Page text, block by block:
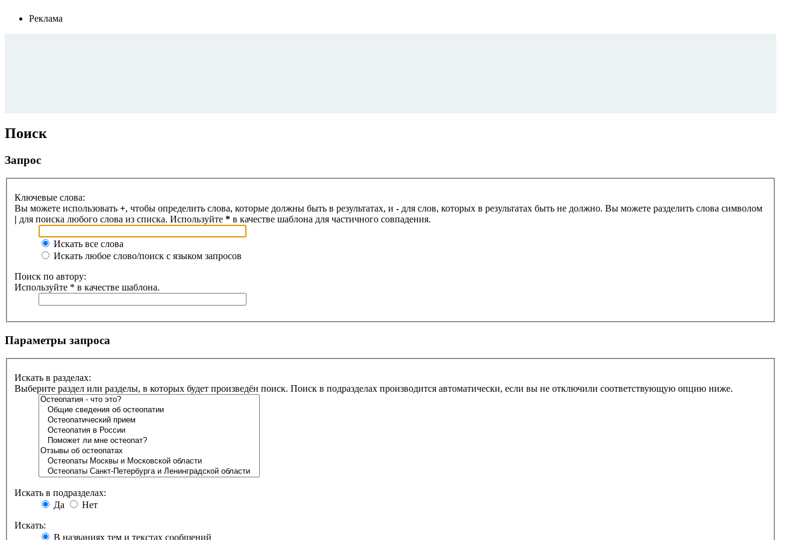
Реклама
Поиск
Запрос
Ключевые слова:
Вы можете использовать +, чтобы определить слова, которые должны быть в результатах, и - для слов, которых в результатах быть не должно. Вы можете разделить слова символом
| для поиска любого слова из списка. Используйте * в качестве шаблона для частичного совпадения.
Искать все слова
Искать любое слово/поиск с языком запросов
Поиск по автору:
Используйте * в качестве шаблона.
Параметры запроса
Искать в разделах:
Выберите раздел или разделы, в которых будет произведён поиск. Поиск в подразделах производится автоматически, если вы не отключили соответствующую опцию ниже.
Искать в подразделах:
Да
Нет
Искать:
В названиях тем и текстах сообщений